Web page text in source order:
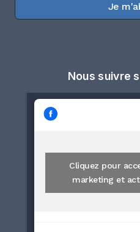
Je
Nous suivre
Cliquez pour
marketing et